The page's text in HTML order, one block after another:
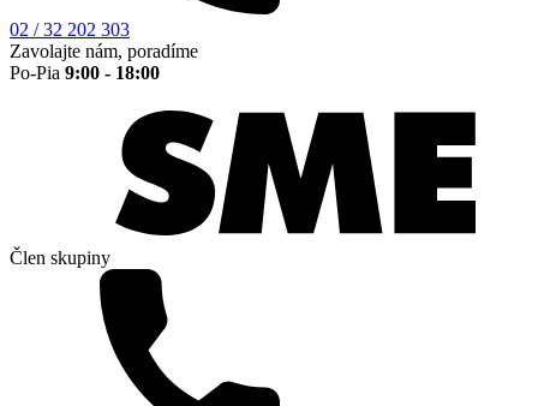
02 / 32 202 303
Zavolajte nám, poradíme
Po-Pia 9:00 - 18:00
Člen skupiny